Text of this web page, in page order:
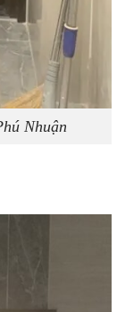
Nhuận